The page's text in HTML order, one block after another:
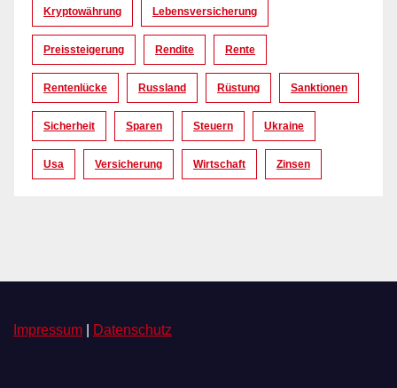
Kryptowährung Lebensversicherung
Preissteigerung Rendite Rente
Rentenlücke Russland Rüstung Sanktionen
Sicherheit Sparen Steuern Ukraine
Usa Versicherung Wirtschaft Zinsen
Impressum Datenschutz